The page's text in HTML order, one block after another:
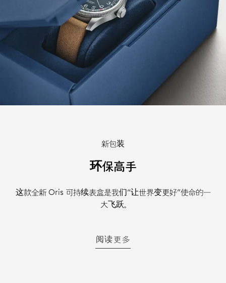
新包装
环保高手
这款全新 Oris 可持续表盒是我们“让世界变更好”使命的一
大飞跃。
阅读更多